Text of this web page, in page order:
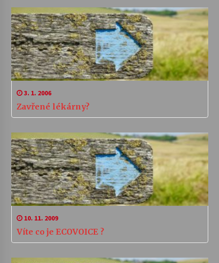
3. 1. 2006
Zavřené lékárny?
10. 11. 2009
Víte co je ECOVOICE ?